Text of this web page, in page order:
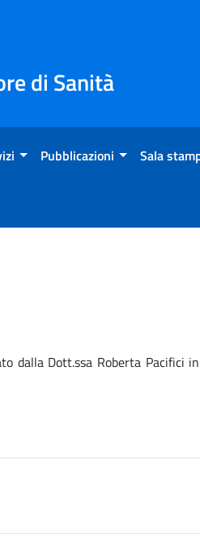
di Sanità
Pubblicazioni Sala
dalla Dott.ssa Roberta Pacifici